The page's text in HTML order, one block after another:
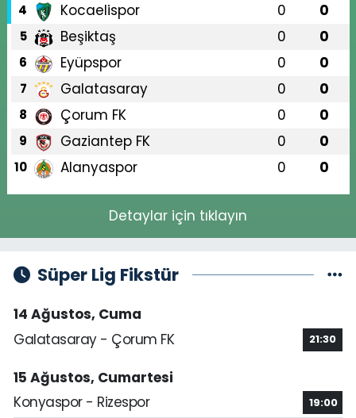
4 Kocaelispor 0 0
5 Beşiktaş 0 0
6 Eyüpspor 0 0
7 Galatasaray 0 0
8 Çorum FK 0 0
9 Gaziantep FK 0 0
10 Alanyaspor 0 0
Detaylar için tıklayın
Süper Lig Fikstür
14 Ağustos, Cuma
Galatasaray - Çorum FK
21:30
15 Ağustos, Cumartesi
Konyaspor - Rizespor
19:00